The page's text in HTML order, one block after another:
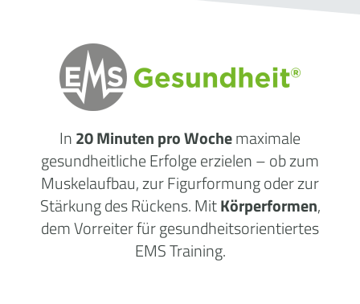
In20 Minuten pro Wochemaximale
gesundheitliche Erfolge erzielen – ob zum
Muskelaufbau, zur Figurformung oder zur
Stärkung des Rückens. MitKörperformen,
dem Vorreiter für gesundheitsorientiertes
EMS Training.